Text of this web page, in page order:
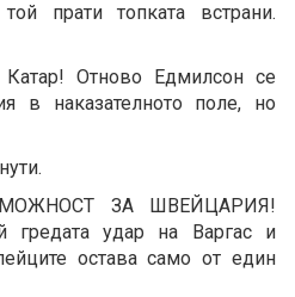
прати топката встрани.
Отново Едмилсон се
в наказателното поле, но
ЗА ШВЕЙЦАРИЯ!
гредата удар на Варгас и
остава само от един